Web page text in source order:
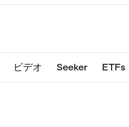
ビデオ Seeker ETFs